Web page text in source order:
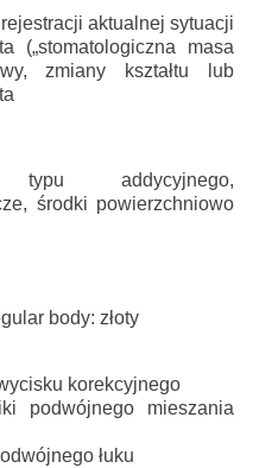
aktualnej sytuacji
(„stomatologiczna masa
zmiany kształtu lub
typu addycyjnego,
środki powierzchniowo
body: złoty
korekcyjnego
podwójnego mieszania
łuku